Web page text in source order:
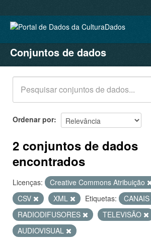
CONJUNTOS DE DADOS
ORGANIZAÇÕES
GRUPOS
SOBRE
Conjuntos de dados
Ordenar por
2 conjuntos de dados
encontrados
Licenças: Creative Commons Atribuição
CSV
XML Etiquetas: CANAIS
RADIODIFUSORES
TELEVISÃO
AUDIOVISUAL